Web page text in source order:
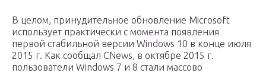
В целом, принудительное обновление Microsoft
использует практически с момента появления
первой стабильной версии Windows 10 в конце июля
2015 г. Как сообщал CNews, в октябре 2015 г.
пользователи Windows 7 и 8 стали массово